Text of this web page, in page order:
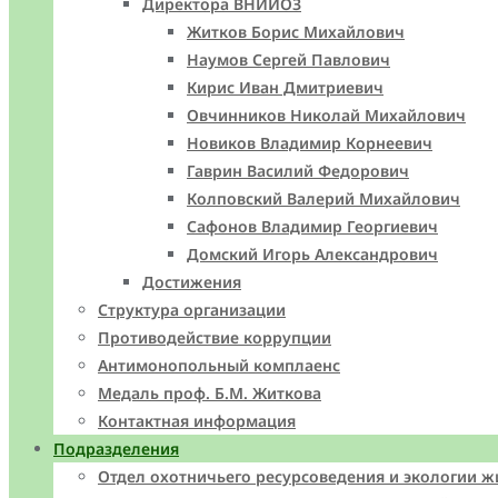
Житков Борис Михайлович
Наумов Сергей Павлович
Кирис Иван Дмитриевич
Овчинников Николай Михайлович
Новиков Владимир Корнеевич
Гаврин Василий Федорович
Колповский Валерий Михайлович
Сафонов Владимир Георгиевич
Домский Игорь Александрович
Достижения
Структура организации
Противодействие коррупции
Антимонопольный комплаенс
Медаль проф. Б.М. Житкова
Контактная информация
Подразделения
Отдел охотничьего ресурсоведения и экологии